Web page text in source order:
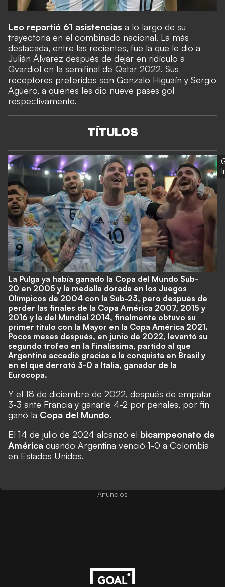
Leo repartió 61 asistencias a lo largo de su
trayectoria en el combinado nacional. La más
destacada, entre las recientes, fue la que le dio a
Julián Álvarez después de dejar en ridículo a
Gvardiol en la semifinal de Qatar 2022. Sus
receptores preferidos son Gonzalo Higuaín y Sergio
Agüero, a quienes les dio nueve pases gol
respectivamente.
TÍTULOS
La Pulga ya había ganado la Copa del Mundo Sub-
20 en 2005 y la medalla dorada en los Juegos
Olímpicos de 2004 con la Sub-23, pero después de
perder las finales de la Copa América 2007, 2015 y
2016 y la del Mundial 2014, finalmente obtuvo su
primer título con la Mayor en la Copa América 2021.
Pocos meses después, en junio de 2022, levantó su
segundo trofeo en la Finalissima, partido al que
Argentina accedió gracias a la conquista en Brasil y
en el que derrotó 3-0 a Italia, ganador de la
Eurocopa.
Y el 18 de diciembre de 2022, después de empatar
3-3 ante Francia y ganarle 4-2 por penales, por fin
ganó la Copa del Mundo.
El 14 de julio de 2024 alcanzó el bicampeonato de
América cuando Argentina venció 1-0 a Colombia
en Estados Unidos.
Anuncios